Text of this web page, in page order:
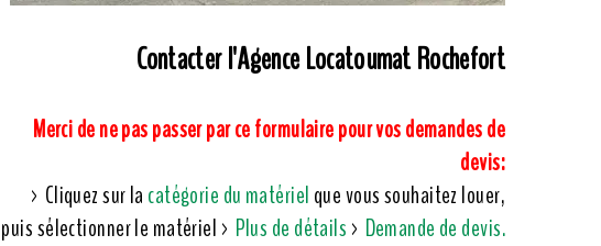
Contacter l'Agence Locatoumat Rochefort
Merci de ne pas passer par ce formulaire pour vos demandes de
devis:
> Cliquez sur la catégorie du matériel que vous souhaitez louer,
puis sélectionner le matériel > Plus de détails > Demande de devis.